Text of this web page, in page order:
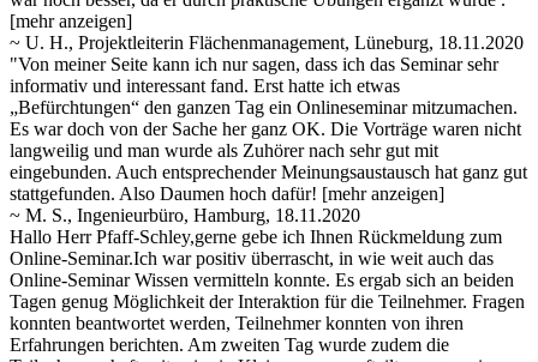
[mehr anzeigen]
~ U. H., Projektleiterin Flächenmanagement, Lüneburg, 18.11.2020
"Von meiner Seite kann ich nur sagen, dass ich das Seminar sehr
informativ und interessant fand. Erst hatte ich etwas
„Befürchtungen“ den ganzen Tag ein Onlineseminar mitzumachen.
Es war doch von der Sache her ganz OK. Die Vorträge waren nicht
langweilig und man wurde als Zuhörer nach sehr gut mit
eingebunden. Auch entsprechender Meinungsaustausch hat ganz gut
stattgefunden. Also Daumen hoch dafür! [mehr anzeigen]
~ M. S., Ingenieurbüro, Hamburg, 18.11.2020
Hallo Herr Pfaff-Schley,gerne gebe ich Ihnen Rückmeldung zum
Online-Seminar.Ich war positiv überrascht, in wie weit auch das
Online-Seminar Wissen vermitteln konnte. Es ergab sich an beiden
Tagen genug Möglichkeit der Interaktion für die Teilnehmer. Fragen
konnten beantwortet werden, Teilnehmer konnten von ihren
Erfahrungen berichten. Am zweiten Tag wurde zudem die